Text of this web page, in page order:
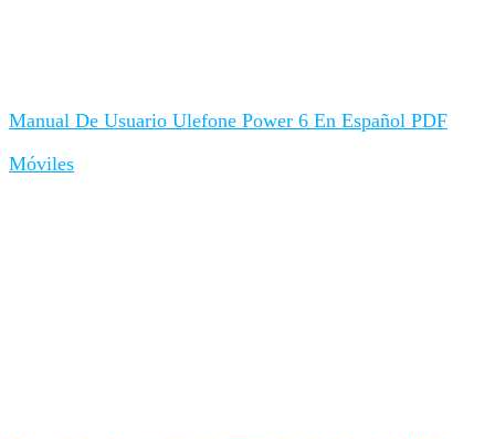
Manual De Usuario Ulefone Power 6 En Español PDF
Móviles